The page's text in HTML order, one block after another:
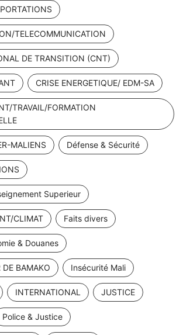
TELECOMMUNICATION
DE TRANSITION (CNT)
CRISE ENERGETIQUE/ EDM-SA
TRAVAIL/FORMATION
MALIENS Défense & Sécurité
Superieur
CLIMAT Faits divers
& Douanes
BAMAKO Insécurité Mali
INTERNATIONAL JUSTICE
Police & Justice